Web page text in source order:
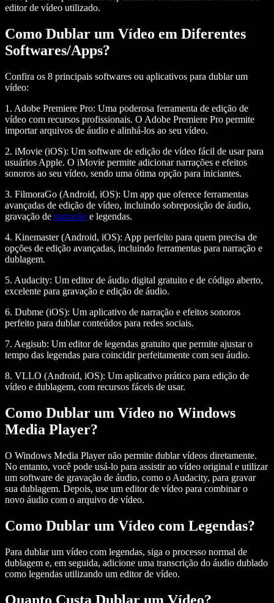
editor de vídeo utilizado.
Como Dublar um Vídeo em Diferentes
Softwares/Apps?
Confira os 8 principais softwares ou aplicativos para dublar um
vídeo:
1. Adobe Premiere Pro: Uma poderosa ferramenta de edição de
vídeo com recursos profissionais. O Adobe Premiere Pro permite
importar arquivos de áudio e alinhá-los ao seu vídeo.
2. iMovie (iOS): Um software de edição de vídeo fácil de usar para
usuários Apple. O iMovie permite adicionar narrações e efeitos
sonoros ao seu vídeo, sendo uma ótima opção para iniciantes.
3. FilmoraGo (Android, iOS): Um app que oferece ferramentas
avançadas de edição de vídeo, incluindo sobreposição de áudio,
gravação de narração e legendas.
4. Kinemaster (Android, iOS): App perfeito para quem precisa de
opções de edição avançadas, incluindo ferramentas para narração e
dublagem.
5. Audacity: Um editor de áudio digital gratuito e de código aberto,
excelente para gravação e edição de áudio.
6. Dubme (iOS): Um aplicativo de narração e efeitos sonoros
perfeito para dublar conteúdos para redes sociais.
7. Aegisub: Um editor de legendas gratuito que permite ajustar o
tempo das legendas para coincidir perfeitamente com seu áudio.
8. VLLO (Android, iOS): Um aplicativo prático para edição de
vídeo e dublagem, com recursos fáceis de usar.
Como Dublar um Vídeo no Windows
Media Player?
O Windows Media Player não permite dublar vídeos diretamente.
No entanto, você pode usá-lo para assistir ao vídeo original e utilizar
um software de gravação de áudio, como o Audacity, para gravar
sua dublagem. Depois, use um editor de vídeo para combinar o
novo áudio com o arquivo de vídeo.
Como Dublar um Vídeo com Legendas?
Para dublar um vídeo com legendas, siga o processo normal de
dublagem e, em seguida, adicione uma transcrição do áudio dublado
como legendas utilizando um editor de vídeo.
Quanto Custa Dublar um Vídeo?